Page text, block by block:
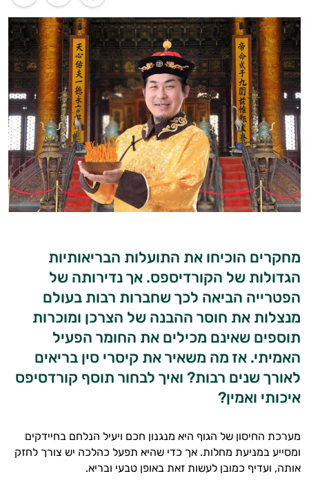
מחקרים הוכיחו את התועלות הבריאותיות
הגדולות של הקורדיספס. אך נדירותה של
הפטרייה הביאה לכך שחברות רבות בעולם
מנצלות את חוסר ההבנה של הצרכן ומוכרות
תוספים שאינם מכילים את החומר הפעיל
האמיתי. אז מה משאיר את קיסרי סין בריאים
לאורך שנים רבות? ואיך לבחור תוסף קורדסיפס
איכותי ואמין?
מערכת החיסון של הגוף היא מנגנון חכם ויעיל הנלחם בחיידקים
ומסייע במניעת מחלות. אך כדי שהיא תפעל כהלכה יש צורך לחזק
אותה, ועדיף כמובן לעשות זאת באופן טבעי ובריא.